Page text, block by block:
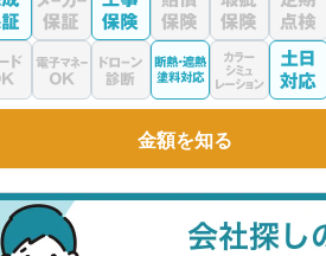
金額を知る